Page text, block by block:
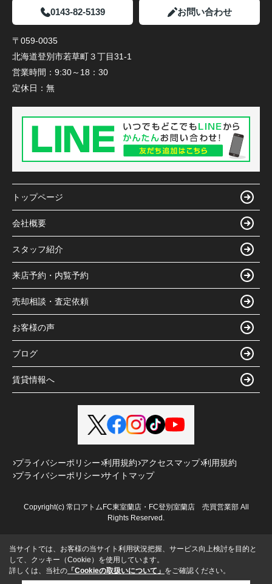
0143-82-5139 お問い合わせ
〒059-0035
北海道登別市若草町３丁目31-1
営業時間： 9:30～18：30
定休日： 無
トップページ
会社概要
スタッフ紹介
来店予約・内覧予約
売却相談・査定依頼
お客様の声
ブログ
賃貸情報へ
プライバシーポリシー 利用規約 アクセスマップ 利用規約
プライバシーポリシー サイトマップ
Copyright(c) 常口アトムFC東室蘭店・FC登別室蘭店 売買営業部 All
Rights Reserved.
当サイトでは、お客様の当サイト利用状況把握、サービス向上検討を目的と
して、クッキー（Cookie）を使用しています。
詳しくは、当社の 「Cookieの取扱いについて」 をご確認ください。